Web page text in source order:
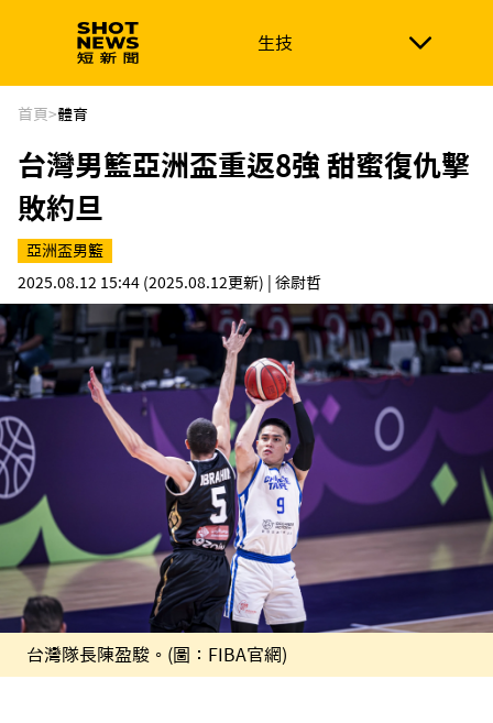
生技
生技 政治
新南向 體育
首頁>體育
台灣男籃亞洲盃重返8強 甜蜜復仇擊
敗約旦
亞洲盃男籃
2025.08.12 15:44 (2025.08.12更新) | 徐尉哲
台灣隊長陳盈駿。(圖：FIBA官網)